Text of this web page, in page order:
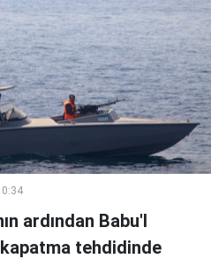
ardından Babu'l
kapatma tehdidinde